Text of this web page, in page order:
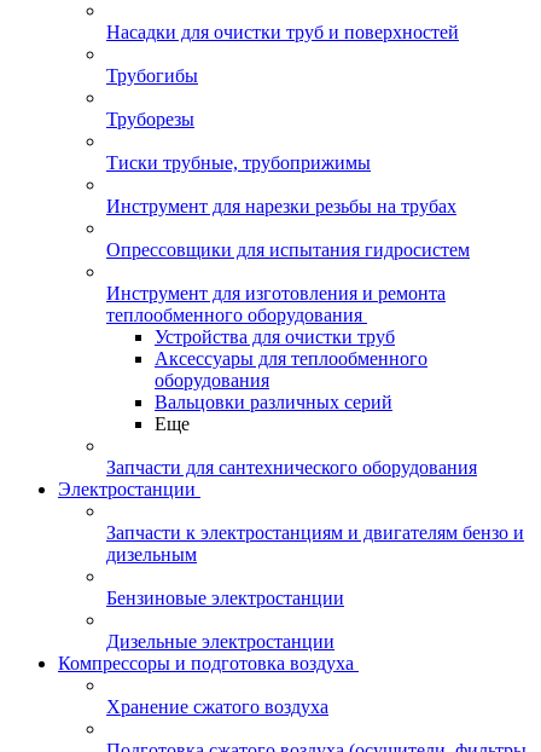
Насадки для очистки труб и поверхностей
Трубогибы
Труборезы
Тиски трубные, трубоприжимы
Инструмент для нарезки резьбы на трубах
Опрессовщики для испытания гидросистем
Инструмент для изготовления и ремонта
теплообменного оборудования
Устройства для очистки труб
Аксессуары для теплообменного
оборудования
Вальцовки различных серий
Еще
Запчасти для сантехнического оборудования
Электростанции
Запчасти к электростанциям и двигателям бензо и
дизельным
Бензиновые электростанции
Дизельные электростанции
Компрессоры и подготовка воздуха
Хранение сжатого воздуха